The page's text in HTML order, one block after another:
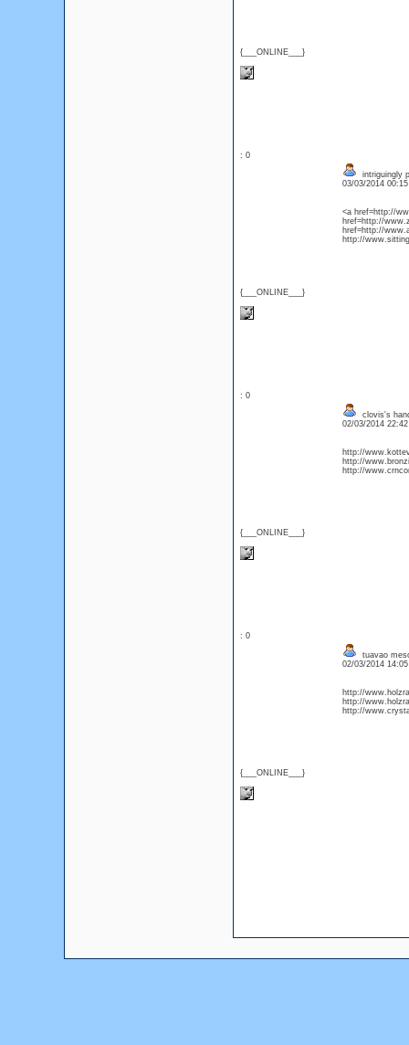
{___ONLINE___}
: 0
{___ONLINE___}
intriguingly
03/03/2014
<a href=http://
href=http://
href=http://
http://
: 0
{___ONLINE___}
clovis's
02/03/2014
http://
http://
http://
: 0
{___ONLINE___}
tuavao
02/03/2014
http://
http://
http://